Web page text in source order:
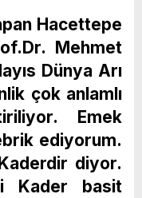
Hacettepe
Mehmet
Dünya Arı
çok anlamlı
Emek
ediyorum.
diyor.
Kader basit